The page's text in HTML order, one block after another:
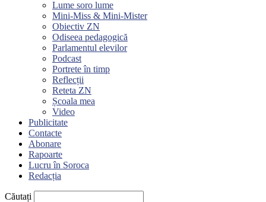
Lume soro lume
Mini-Miss & Mini-Mister
Obiectiv ZN
Odiseea pedagogică
Parlamentul elevilor
Podcast
Portrete în timp
Reflecții
Reteta ZN
Școala mea
Video
Publicitate
Contacte
Abonare
Rapoarte
Lucru în Soroca
Redacția
Căutați